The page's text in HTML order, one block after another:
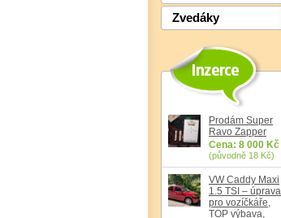
Zvedáky
Prodám Super
Ravo Zapper
Cena: 8 000 Kč
(původně 18 Kč)
VW Caddy Maxi
1.5 TSI – úprava
pro vozíčkáře,
TOP výbava,
Detail